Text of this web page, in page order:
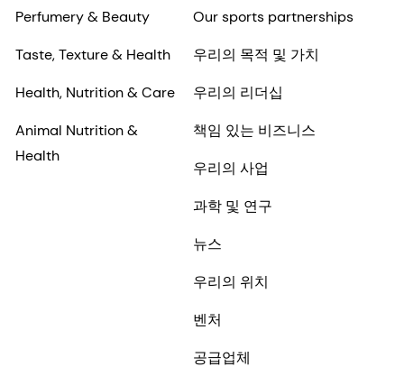
Perfumery & Beauty
Taste, Texture & Health
Health, Nutrition & Care
Animal Nutrition &
Health
Our sports partnerships
우리의 목적 및 가치
우리의 리더십
책임 있는 비즈니스
우리의 사업
과학 및 연구
뉴스
우리의 위치
벤처
공급업체